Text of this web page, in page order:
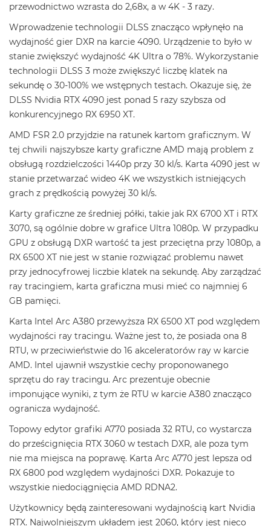
przewodnictwo wzrasta do 2,68x, a w 4K - 3 razy.
Wprowadzenie technologii DLSS znacząco wpłynęło na
wydajność gier DXR na karcie 4090. Urządzenie to było w
stanie zwiększyć wydajność 4K Ultra o 78%. Wykorzystanie
technologii DLSS 3 może zwiększyć liczbę klatek na
sekundę o 30-100% we wstępnych testach. Okazuje się, że
DLSS Nvidia RTX 4090 jest ponad 5 razy szybsza od
konkurencyjnego RX 6950 XT.
AMD FSR 2.0 przyjdzie na ratunek kartom graficznym. W
tej chwili najszybsze karty graficzne AMD mają problem z
obsługą rozdzielczości 1440p przy 30 kl/s. Karta 4090 jest w
stanie przetwarzać wideo 4K we wszystkich istniejących
grach z prędkością powyżej 30 kl/s.
Karty graficzne ze średniej półki, takie jak RX 6700 XT i RTX
3070, są ogólnie dobre w grafice Ultra 1080p. W przypadku
GPU z obsługą DXR wartość ta jest przeciętna przy 1080p, a
RX 6500 XT nie jest w stanie rozwiązać problemu nawet
przy jednocyfrowej liczbie klatek na sekundę. Aby zarządzać
ray tracingiem, karta graficzna musi mieć co najmniej 6
GB pamięci.
Karta Intel Arc A380 przewyższa RX 6500 XT pod względem
wydajności ray tracingu. Ważne jest to, że posiada ona 8
RTU, w przeciwieństwie do 16 akceleratorów ray w karcie
AMD. Intel ujawnił wszystkie cechy proponowanego
sprzętu do ray tracingu. Arc prezentuje obecnie
imponujące wyniki, z tym że RTU w karcie A380 znacząco
ogranicza wydajność.
Topowy edytor grafiki A770 posiada 32 RTU, co wystarcza
do prześcignięcia RTX 3060 w testach DXR, ale poza tym
nie ma miejsca na poprawę. Karta Arc A770 jest lepsza od
RX 6800 pod względem wydajności DXR. Pokazuje to
wszystkie niedociągnięcia AMD RDNA2.
Użytkownicy będą zainteresowani wydajnością kart Nvidia
RTX. Najwolniejszym układem jest 2060, który jest nieco